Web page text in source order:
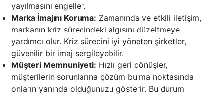
yayılmasını engeller.
Marka İmajını Koruma: Zamanında ve etkili iletişim,
markanın kriz sürecindeki algısını düzeltmeye
yardımcı olur. Kriz sürecini iyi yöneten şirketler,
güvenilir bir imaj sergileyebilir.
Müşteri Memnuniyeti: Hızlı geri dönüşler,
müşterilerin sorunlarına çözüm bulma noktasında
onların yanında olduğunuzu gösterir. Bu durum